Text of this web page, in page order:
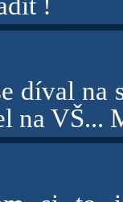
díval na
na VŠ...